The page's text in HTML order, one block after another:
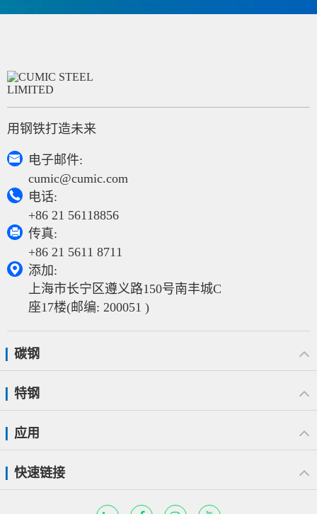
用钢铁打造未来

电子邮件:
cumic@cumic.com

电话:
+86 21 56118856

传真:
+86 21 5611 8711

添加:
上海市长宁区遵义路150号南丰城C
座17楼(邮编: 200051 )
碳钢
特钢
应用
快速链接